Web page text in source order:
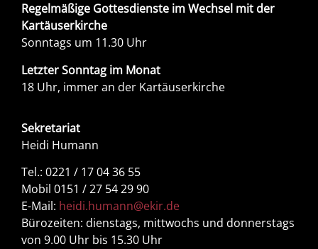
Regelmäßige Gottesdienste im Wechsel mit der
Kartäuserkirche
Sonntags um 11.30 Uhr
Letzter Sonntag im Monat
18 Uhr, immer an der Kartäuserkirche
Sekretariat
Heidi Humann
Tel.: 0221 / 17 04 36 55
Mobil 0151 / 27 54 29 90
E-Mail: heidi.humann@ekir.de
Bürozeiten: dienstags, mittwochs und donnerstags
von 9.00 Uhr bis 15.30 Uhr